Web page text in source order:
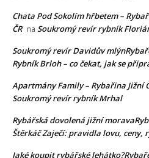
Chata Pod Sokolím hřbetem –
ČR na Soukromý revír rybník
Soukromý revír Davidův
Rybník Brloh – co čekat, jak se
Apartmány Family – Rybařina Jižní
Soukromý revír rybník Mrhal
Rybářská dovolená jižní
Štěrkáč Zaječí: pravidla lovu, ceny,
Jaké koupit rybářské